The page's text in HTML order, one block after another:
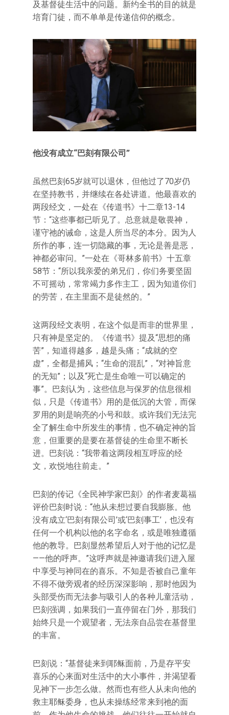
及基督徒生活中的问题。新约全书的目的就是
培育门徒，而不单单是传递信仰的概念。
他没有成立“巴刻有限公司”
虽然巴刻65岁就可以退休，但他过了70岁仍
在坚持教书，并继续在各处讲道。他最喜欢的
两段经文，一处在《传道书》十二章13-14
节：“这些事都已听见了。总意就是敬畏神，
谨守祂的诫命，这是人所当尽的本分。因为人
所作的事，连一切隐藏的事，无论是善是恶，
神都必审问。”一处在《哥林多前书》十五章
58节：“所以我亲爱的弟兄们，你们务要坚固
不可摇动，常常竭力多作主工，因为知道你们
的劳苦，在主里面不是徒然的。”
这两段经文表明，在这个似是而非的世界里，
只有神是坚定的。《传道书》提及“思想的痛
苦”，知道得越多，越是头痛；“成就的空
虚”，全都是捕风；“生命的混乱”，“对神旨意
的无知”；以及“死亡是生命唯一可以确定的
事”。巴刻认为，这些信息与保罗的信息很相
似，只是《传道书》用的是低沉的大管，而保
罗用的则是响亮的小号和鼓。或许我们无法完
全了解生命中所发生的事情，也不确定神的旨
意，但重要的是要在基督徒的生命里不断长
进。巴刻说：“我带着这两段相互呼应的经
文，欢悦地往前走。”
巴刻的传记《全民神学家巴刻》的作者麦葛福
评价巴刻时说：“他从未想过要自我膨胀。他
没有成立‘巴刻有限公司’或‘巴刻事工’，也没有
任何一个机构以他的名字命名，或是唯独遵循
他的教导。巴刻显然希望后人对于他的记忆是
——他的呼声。”这呼声就是神邀请我们进入屋
中享受与神同在的喜乐。不知是否被自己童年
不得不做旁观者的经历深深影响，那时他因为
头部受伤而无法参与吸引人的各种儿童活动，
巴刻强调，如果我们一直停留在门外，那我们
始终只是一个观望者，无法亲自品尝在基督里
的丰富。
巴刻说：“基督徒来到耶稣面前，乃是存平安
喜乐的心来面对生活中的大小事件，并渴望看
见神下一步怎么做。然而也有些人从未向他的
救主耶稣委身，也从未操练经常来到祂的面